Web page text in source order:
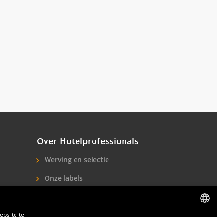
Over Hotelprofessionals
Werving en selectie
Onze labels
te